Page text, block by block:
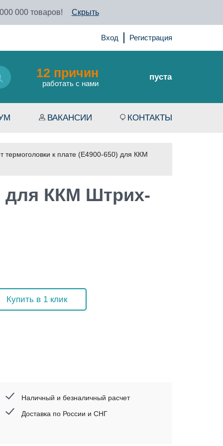
000 товаров! Скрыть
Вход Регистрация
12 причин
работать с нами
пуста
ВАКАНСИИ КОНТАКТЫ
термоголовки к плате (Е4900-650) для ККМ
для ККМ Штрих-
Купить в 1 клик
Наличный и безналичный расчет
Доставка по России и СНГ